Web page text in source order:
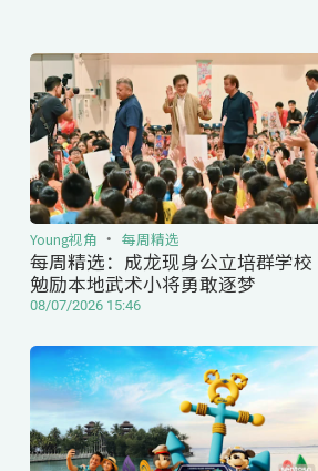
每周精选：成龙现身公立培群学校
勉励本地武术小将勇敢逐梦
Young视角 每周精选
08/07/2026 15:46